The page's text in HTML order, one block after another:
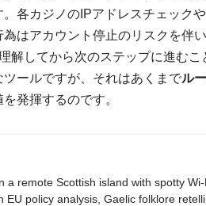
各カジノのIPアドレスチェック
はアカウント停止のリスクを伴
解してから次のステップに進むこ
ールですが、それはあくまでル
発揮するのです。
a remote Scottish island with spotty
EU policy analysis, Gaelic folklore